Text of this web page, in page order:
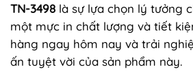
TN-3498 là sự lựa chọn lý tưởng
một mực in chất lượng và tiết
hàng ngay hôm nay và trải
ấn tuyệt vời của sản phẩm này.